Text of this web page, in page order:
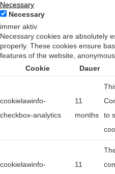
Necessary
Necessary
immer aktiv
Necessary cookies are absolutely
properly. These cookies ensure
features of the website,
Cookie
Dauer
cookielawinfo-
checkbox-analytics
11
months
to
cookielawinfo-
11